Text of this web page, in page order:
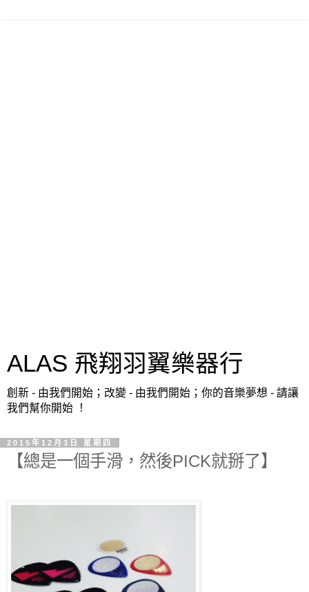
ALAS 飛翔羽翼樂器行
創新 - 由我們開始；改變 - 由我們開始；你的音樂夢想 - 請讓
我們幫你開始 ！
2015年12月3日 星期四
【總是一個手滑，然後PICK就掰了】